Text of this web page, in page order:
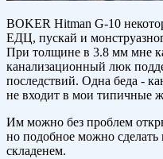
BOKER Hitman G-10
ЕДЦ, пускай и
При толщине в 3.8 мм мне
канализационный люк
последствий. Одна беда -
не входит в мои типичные
Им можно без проблем
но подобное можно
складенем.